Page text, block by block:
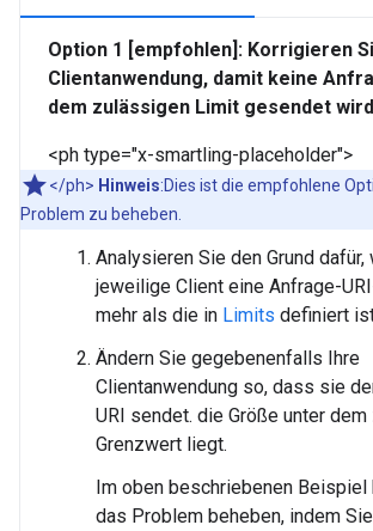
Option 1 [empfohlen]: Korrigieren
Clientanwendung, damit keine
dem zulässigen Limit gesendet wird
<ph type="x-smartling-placeholder">
</ph> Hinweis:Dies ist die empfohlene
Problem zu beheben.
Analysieren Sie den Grund dafür,
jeweilige Client eine Anfrage-
mehr als die in Limits definiert
Ändern Sie gegebenenfalls Ihre
Clientanwendung so, dass sie
URI sendet. die Größe unter
Grenzwert liegt.
Im oben beschriebenen Beispiel
das Problem beheben, indem